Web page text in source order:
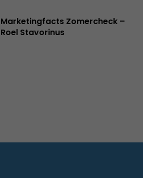
Marketingfacts Zomercheck –
Roel Stavorinus